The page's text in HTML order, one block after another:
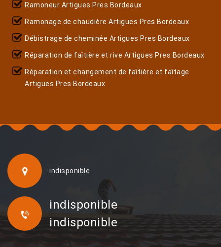
Ramoneur Artigues Pres Bordeaux
Ramonage de chaudière Artigues Pres Bordeaux
Débistrage de cheminée Artigues Pres Bordeaux
Réparation de faîtière et rive Artigues Pres Bordeaux
Réparation et changement de faîtière et faîtage
Artigues Pres Bordeaux
indisponible
indisponible
indisponible